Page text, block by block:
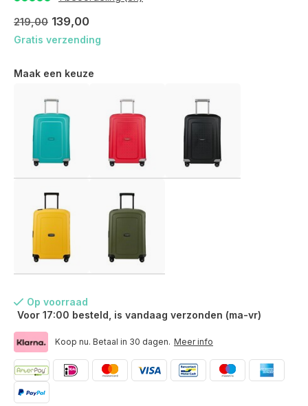
219,00 139,00
Gratis verzending
Maak een keuze
Op voorraad
Voor 17:00 besteld, is vandaag verzonden (ma-vr)
Koop nu. Betaal in 30 dagen. Meer info